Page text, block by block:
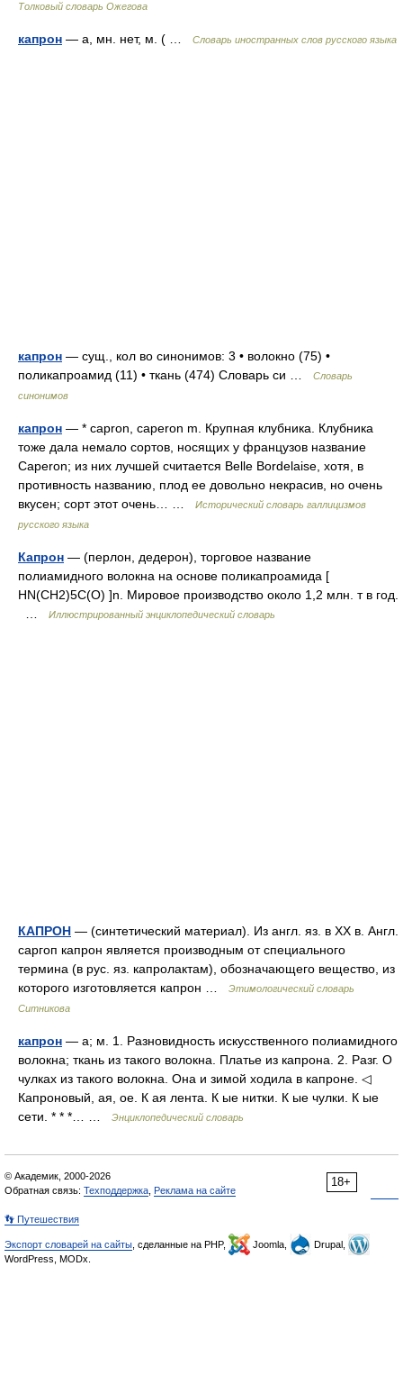
Толковый словарь Ожегова
капрон — а, мн. нет, м. ( … Словарь иностранных слов русского языка
капрон — сущ., кол во синонимов: 3 • волокно (75) •
поликапроамид (11) • ткань (474) Словарь си …
Словарь
синонимов
капрон — * capron, caperon m. Крупная клубника. Клубника
тоже дала немало сортов, носящих у французов название
Caperon; из них лучшей считается Belle Bordelaise, хотя, в
противность названию, плод ее довольно некрасив, но очень
вкусен; сорт этот очень… …
Исторический словарь галлицизмов
русского языка
Капрон — (перлон, дедерон), торговое название
полиамидного волокна на основе поликапроамида [
HN(CH2)5C(O) ]n. Мировое производство около 1,2 млн. т в год.
Иллюстрированный энциклопедический словарь
КАПРОН — (синтетический материал). Из англ. яз. в XX в. Англ.
саргоп капрон является производным от специального
термина (в рус. яз. капролактам), обозначающего вещество, из
которого изготовляется капрон …
Этимологический словарь
Ситникова
капрон — а; м. 1. Разновидность искусственного полиамидного
волокна; ткань из такого волокна. Платье из капрона. 2. Разг. О
чулках из такого волокна. Она и зимой ходила в капроне. ◁
Капроновый, ая, ое. К ая лента. К ые нитки. К ые чулки. К ые
сети. * * *… …
Энциклопедический словарь
18+
© Академик, 2000-2026
Обратная связь: Техподдержка Реклама на сайте
👣 Путешествия
Экспорт словарей на сайты , сделанные на PHP, Joomla,
Drupal,
WordPress, MODx.